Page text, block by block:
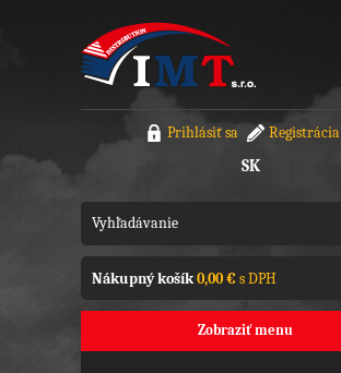
Prihlásiť sa Registrácia
SK
Nákupný košík0,00 €s DPH
Zobraziť menu